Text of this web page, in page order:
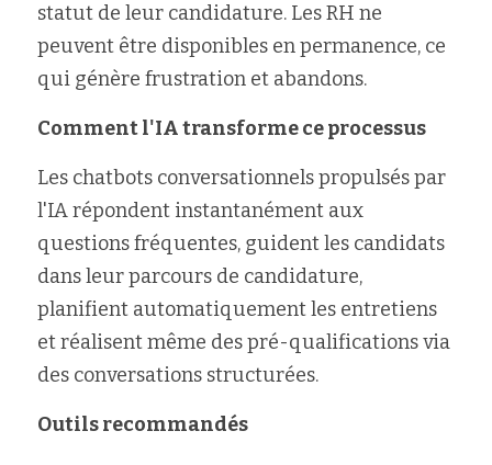
statut de leur candidature. Les RH ne
peuvent être disponibles en permanence, ce
qui génère frustration et abandons.
Comment l'IA transforme ce processus
Les chatbots conversationnels propulsés par
l'IA répondent instantanément aux
questions fréquentes, guident les candidats
dans leur parcours de candidature,
planifient automatiquement les entretiens
et réalisent même des pré-qualifications via
des conversations structurées.
Outils recommandés